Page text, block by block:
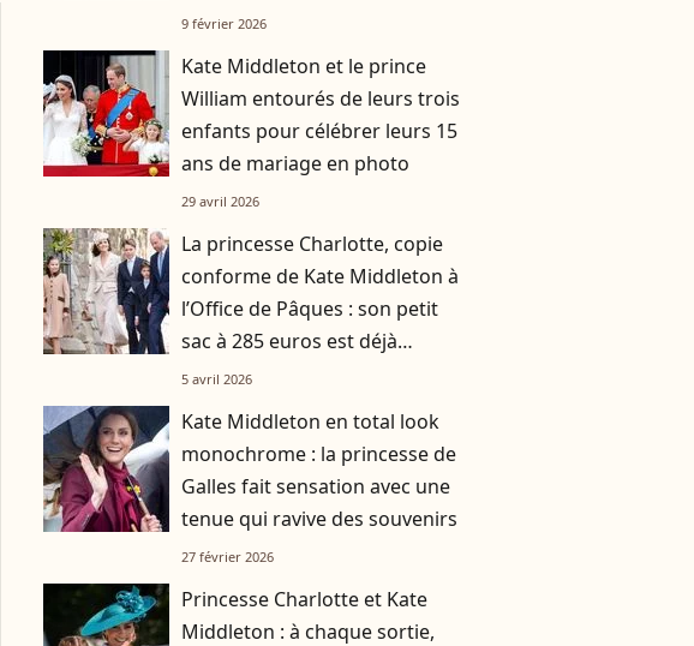
se rendre avec leurs trois
9 février 2026
Kate Middleton et le prince
William entourés de leurs trois
enfants pour célébrer leurs 15
ans de mariage en photo
29 avril 2026
La princesse Charlotte, copie
conforme de Kate Middleton à
l’Office de Pâques : son petit
sac à 285 euros est déjà
incontournable
5 avril 2026
Kate Middleton en total look
monochrome : la princesse de
Galles fait sensation avec une
tenue qui ravive des souvenirs
27 février 2026
Princesse Charlotte et Kate
Middleton : à chaque sortie,